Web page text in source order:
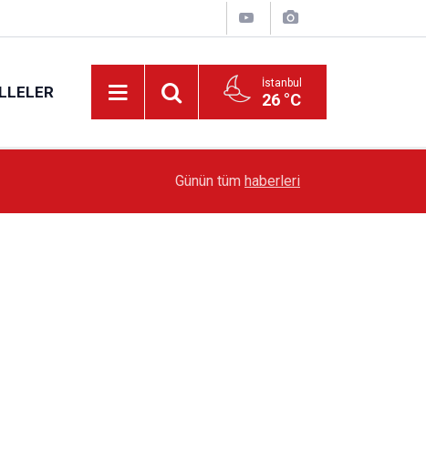
İstanbul
26 °C
Sarıyer’de Edebiyat Rüzgârı Esecek
Günün tüm haberleri